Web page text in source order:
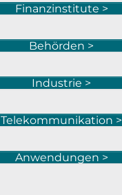
Finanzinstitute >
Behörden >
Industrie >
Telekommunikation >
Anwendungen >